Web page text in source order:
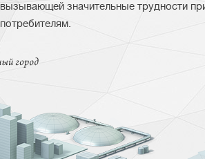
вызывающей значительные трудности
потребителям.